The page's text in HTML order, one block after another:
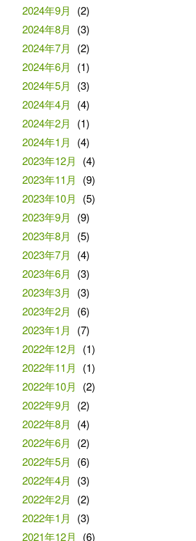
2024年9月
(2)
2024年8月
(3)
2024年7月
(2)
2024年6月
(1)
2024年5月
(3)
2024年4月
(4)
2024年2月
(1)
2024年1月
(4)
2023年12月
(4)
2023年11月
(9)
2023年10月
(5)
2023年9月
(9)
2023年8月
(5)
2023年7月
(4)
2023年6月
(3)
2023年3月
(3)
2023年2月
(6)
2023年1月
(7)
2022年12月
(1)
2022年11月
(1)
2022年10月
(2)
2022年9月
(2)
2022年8月
(4)
2022年6月
(2)
2022年5月
(6)
2022年4月
(3)
2022年2月
(2)
2022年1月
(3)
2021年12月
(6)